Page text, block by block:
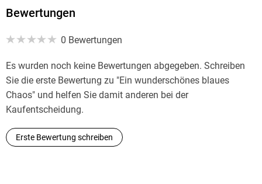
ohne jedoch zu überfordern oder zu didaktisieren. Vielmehr
ausgelassenen Momenten. Jana Mikota, Eselsohr
Eine sensibel erzählte Geschichte über Leben mit der Trauer.
Der Standard
Ein wunderbares Buch über einen unvergesslichen Sommer,
Bewertungen
0 Bewertungen
Es wurden noch keine Bewertungen abgegeben. Schreiben
Sie die erste Bewertung zu "Ein wunderschönes blaues
Chaos" und helfen Sie damit anderen bei der
Kaufentscheidung.
Erste Bewertung schreiben